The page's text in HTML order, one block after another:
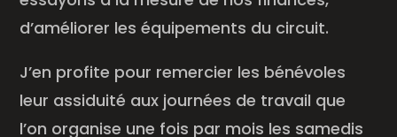
d’améliorer les équipements du circuit.
J’en profite pour remercier les bénévoles
leur assiduité aux journées de travail que
l’on organise une fois par mois les samedis